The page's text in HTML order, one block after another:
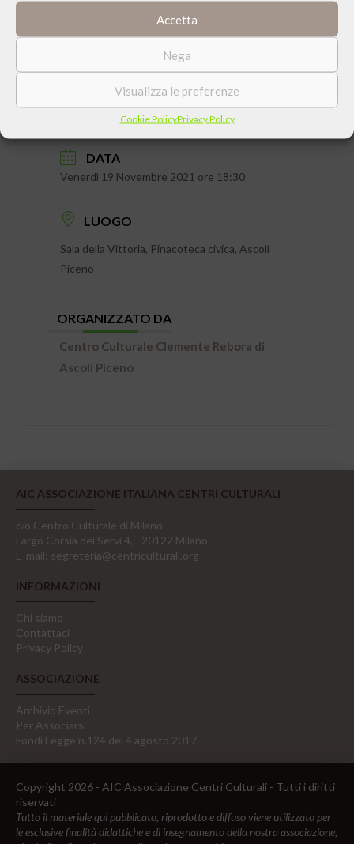
Accetta
Nega
Visualizza le preferenze
Cookie PolicyPrivacy Policy
DATA
Venerdì 19 Novembre 2021 ore 18:30
LUOGO
Sala della Vittoria, Pinacoteca civica, Ascoli
Piceno
ORGANIZZATO DA
Centro Culturale Clemente Rebora di
Ascoli Piceno
AIC ASSOCIAZIONE ITALIANA CENTRI CULTURALI
c/o Centro Culturale di Milano
Largo Corsia dei Servi 4, - 20122 Milano
E-mail: segreteria@centriculturali.org
INFORMAZIONI
Chi siamo
Contattaci
Privacy Policy
ASSOCIAZIONE
Archivio Eventi
Per Associarsi
Fondi Legge n.124 del 4 agosto 2017
Copyright 2026 - AIC Associazione Centri Culturali - Tutti i diritti
riservati
Tutto il materiale qui pubblicato, riprodotto e diffuso viene utilizzato per
le esclusive finalità didattiche e di insegnamento della nostra associazione,